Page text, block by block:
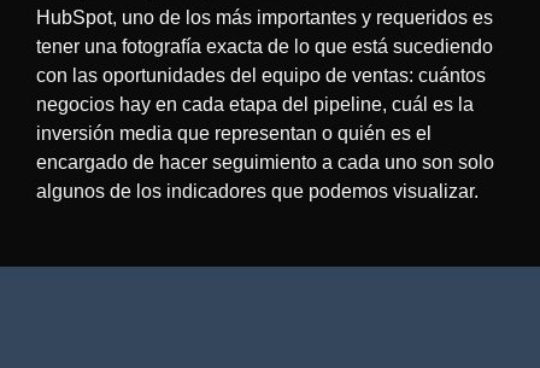
HubSpot, uno de los más importantes y requeridos es
tener una fotografía exacta de lo que está sucediendo
con las oportunidades del equipo de ventas: cuántos
negocios hay en cada etapa del pipeline, cuál es la
inversión media que representan o quién es el
encargado de hacer seguimiento a cada uno son solo
algunos de los indicadores que podemos visualizar.